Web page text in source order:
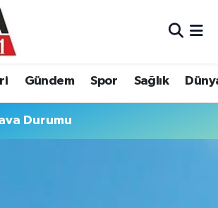
Gündem Spor Sağlık
Durumu
Eczaneler
Vakitleri